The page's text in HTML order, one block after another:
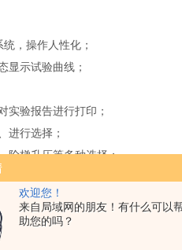
欢迎您！
来自局域网的朋友！有什么可以
助您的吗？
，操作人性化；
显示试验曲线；
实验报告进行打印；
进行选择；
阶梯升压等多种选择；
式及试验方法灵活设置所需的不同
置；
警功能。